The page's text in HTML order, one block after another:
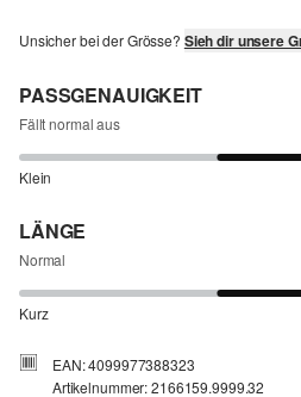
Unsicher bei der Grösse? Sieh dir unsere
PASSGENAUIGKEIT
Fällt normal aus
Klein
LÄNGE
Normal
Kurz
EAN: 4099977388323
Artikelnummer: 2166159.9999.32